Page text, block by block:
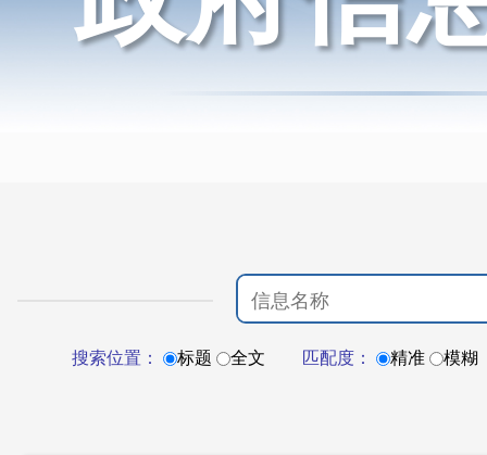
搜索位置： 标题 全文 匹配度： 精准 模糊